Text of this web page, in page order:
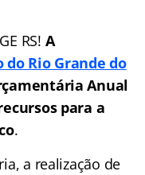
RS! A
do Rio Grande do
Anual
para a
.
a realização de